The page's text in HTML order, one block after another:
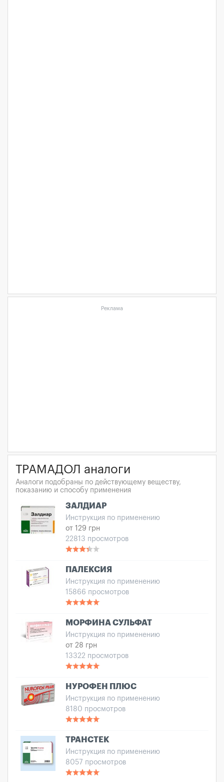
Реклама
ТРАМАДОЛ аналоги
Аналоги подобраны по действующему веществу,
показанию и способу применения
ЗАЛДИАР
Инструкция по применению
от 129 грн
22813 просмотров
ПАЛЕКСИЯ
Инструкция по применению
15866 просмотров
МОРФИНА СУЛЬФАТ
Инструкция по применению
от 28 грн
13322 просмотров
НУРОФЕН ПЛЮС
Инструкция по применению
8180 просмотров
ТРАНСТЕК
Инструкция по применению
8057 просмотров